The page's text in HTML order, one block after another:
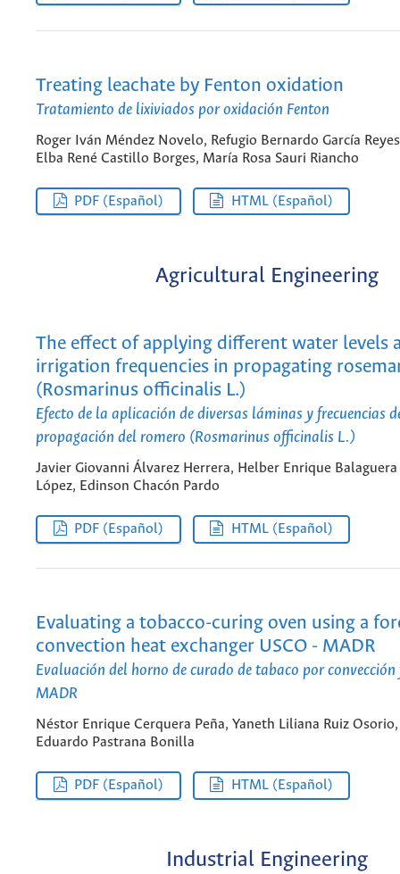
Treating leachate by Fenton oxidation
Tratamiento de lixiviados por oxidación Fenton
Roger Iván Méndez Novelo, Refugio Bernardo García
Elba René Castillo Borges, María Rosa Sauri Riancho
PDF (Español) HTML (Español)
Agricultural Engineering
The effect of applying different water levels
irrigation frequencies in propagating
(Rosmarinus officinalis L.)
Efecto de la aplicación de diversas láminas y frecuencias
propagación del romero (Rosmarinus officinalis L.)
Javier Giovanni Álvarez Herrera, Helber Enrique Balaguera
López, Edinson Chacón Pardo
PDF (Español) HTML (Español)
Evaluating a tobacco-curing oven using a
convection heat exchanger USCO - MADR
Evaluación del horno de curado de tabaco por convección
MADR
Néstor Enrique Cerquera Peña, Yaneth Liliana Ruiz Osorio,
Eduardo Pastrana Bonilla
PDF (Español) HTML (Español)
Industrial Engineering